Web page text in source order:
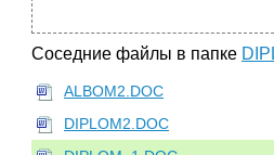
Соседние файлы в папке
ALBOM2.DOC
DIPLOM2.DOC